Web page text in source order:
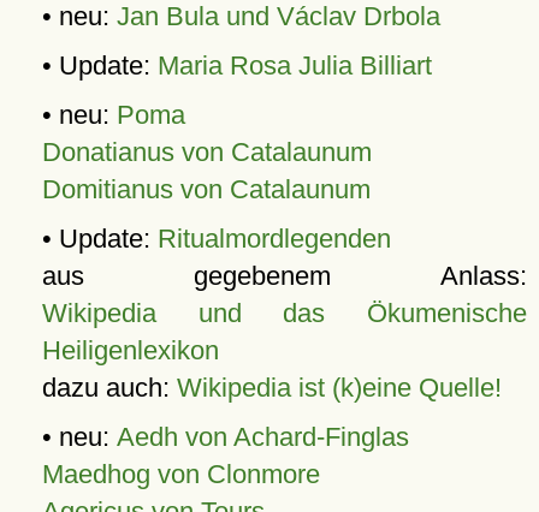
• neu: Jan Bula und Václav Drbola
• Update: Maria Rosa Julia Billiart
• neu: Poma
Donatianus von Catalaunum
Domitianus von Catalaunum
• Update: Ritualmordlegenden
aus gegebenem Anlass:
Wikipedia und das Ökumenische
Heiligenlexikon
dazu auch: Wikipedia ist (k)eine Quelle!
• neu: Aedh von Achard-Finglas
Maedhog von Clonmore